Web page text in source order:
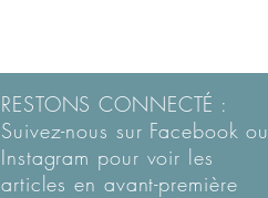
RESTONS CONNECTÉ :
Suivez-nous sur Facebook ou
Instagram pour voir les
articles en avant-première